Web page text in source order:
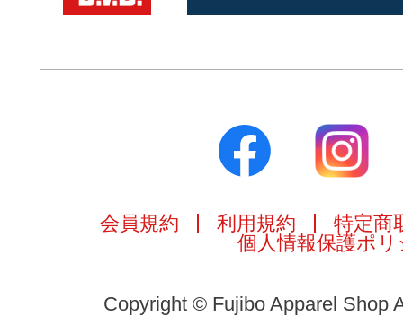
会員規約 利用規約
特定商
個人情報保護ポリ
Copyright © Fujibo Apparel Shop